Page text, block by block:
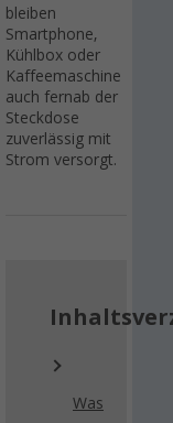
bleiben
Smartphone,
Kühlbox oder
Kaffeemaschine
auch fernab der
Steckdose
zuverlässig mit
Strom versorgt.
Was